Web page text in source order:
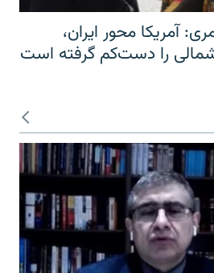
آمریکا محور ایران،
را دست‌کم گرفته است